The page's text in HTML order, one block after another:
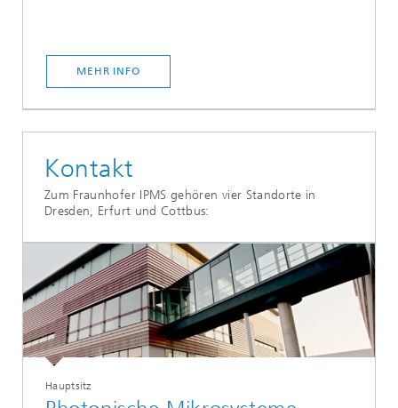
MEHR INFO
Kontakt
Zum Fraunhofer IPMS gehören vier Standorte in
Dresden, Erfurt und Cottbus:
Hauptsitz